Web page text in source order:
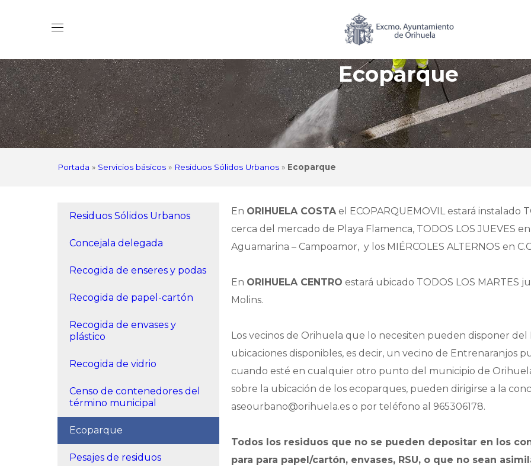
Ecoparque
Portada » Servicios básicos » Residuos Sólidos Urbanos » Ecoparque
Residuos Sólidos Urbanos
Concejala delegada
Recogida de enseres y podas
Recogida de papel-cartón
Recogida de envases y
plástico
Recogida de vidrio
Censo de contenedores del
término municipal
Ecoparque
Pesajes de residuos
En ORIHUELA COSTAel ECOPARQUEMOVIL estará instalado
cerca del mercado de Playa Flamenca, TODOS LOS JUEVES
Aguamarina – Campoamor, y los MIÉRCOLES ALTERNOS en
En ORIHUELA CENTRO estará ubicado TODOS LOS MARTES
Molins.
Los vecinos de Orihuela que lo necesiten pueden disponer del
ubicaciones disponibles, es decir, un vecino de Entrenaranjos
cuando esté en cualquier otro punto del municipio de
sobre la ubicación de los ecoparques, pueden dirigirse a la
aseourbano@orihuela.es o por teléfono al 965306178.
Todos los residuos que no se pueden depositar en los
para para papel/cartón, envases, RSU, o que no sean